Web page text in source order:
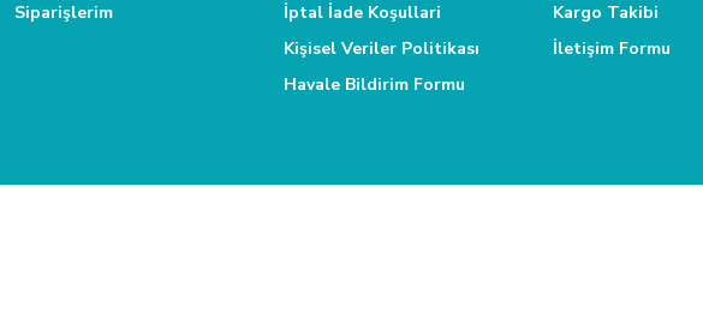
Siparişlerim
İptal İade Koşullari
Kişisel Veriler Politikası
Havale Bildirim Formu
Kargo Takibi
İletişim Formu